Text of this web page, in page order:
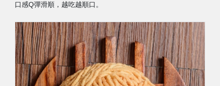
口感Q彈滑順，越吃越順口。